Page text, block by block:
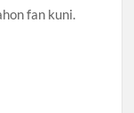
fan kuni.